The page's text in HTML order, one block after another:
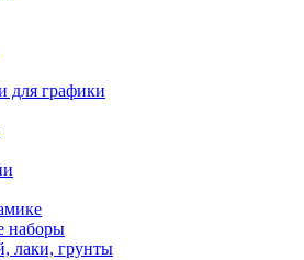
для графики
наборы
лаки, грунты